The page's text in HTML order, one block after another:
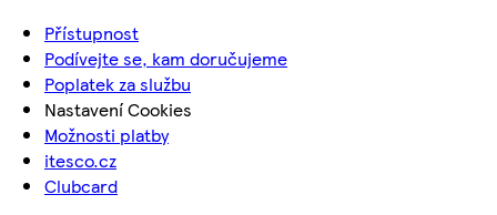
Přístupnost
Podívejte se, kam doručujeme
Poplatek za službu
Nastavení Cookies
Možnosti platby
itesco.cz
Clubcard